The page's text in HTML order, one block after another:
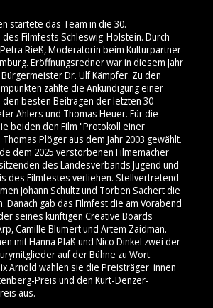
startete das Team in die 30.
des Filmfests Schleswig-Holstein. Durch
Rieß, Moderatorin beim Kulturpartner
Eröffnungsredner war in diesem Jahr
Dr. Ulf Kämpfer. Zu den
zählte die Ankündigung einer
besten Beiträgen der letzten 30
Ahlers und Thomas Heuer. Für die
beiden den Film "Protokoll einer
Plöger aus dem Jahr 2003 gewählt.
dem 2025 verstorbenen Filmemacher
des Landesverbands Jugend und
des Filmfestes verliehen. Stellvertretend
Johann Schultz und Torben Sachert die
Danach gab das Filmfest die am Vorabend
seines künftigen Creative Boards
Camille Blumert und Artem Zaidman.
mit Hanna Plaß und Nico Dinkel zwei der
auf der Bühne zu Wort.
Arnold wählen sie die Preisträger_innen
Preis und den Kurt-Denzer-
aus.